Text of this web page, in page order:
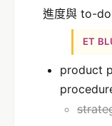
進度與 to-do
ET
product